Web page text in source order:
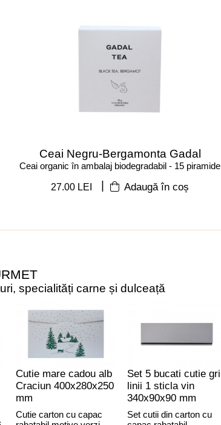
Ceai Negru-Bergamonta Gadal
Ceai organic în ambalaj biodegradabil - 15 piramide
27.00 LEI Adaugă în coș
specialități carne și dulceață
Cutie mare cadou alb
Craciun 400x280x250
mm
Cutie carton cu capac
Set 5 bucati cutie gri
linii 1 sticla vin
340x90x90 mm
Set cutii din carton cu